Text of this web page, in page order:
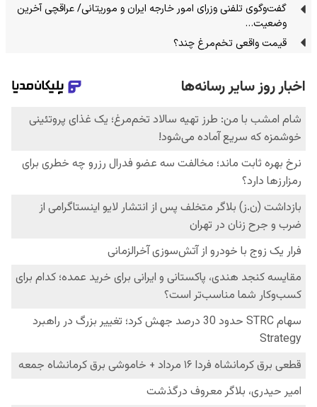
گفت‌وگوی تلفنی وزرای امور خارجه ایران و موریتانی/ عراقچی آخرین
وضعیت…
قیمت واقعی تخم‌مرغ چند؟